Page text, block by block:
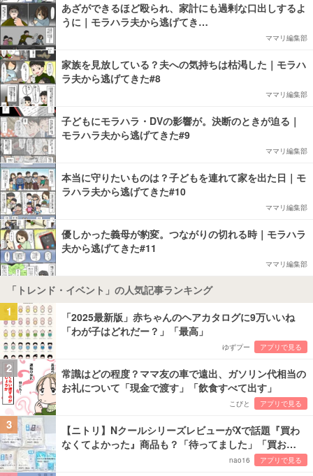
あざができるほど殴られ、家計にも過剰な口出しするよ
うに｜モラハラ夫から逃げてき…
ママリ編集部
家族を見放している？夫への気持ちは枯渇した｜モラハ
ラ夫から逃げてきた#8
ママリ編集部
子どもにモラハラ・DVの影響が。決断のときが迫る｜
モラハラ夫から逃げてきた#9
ママリ編集部
本当に守りたいものは？子どもを連れて家を出た日｜モ
ラハラ夫から逃げてきた#10
ママリ編集部
優しかった義母が豹変。つながりの切れる時｜モラハラ
夫から逃げてきた#11
ママリ編集部
「トレンド・イベント」の人気記事ランキング
1
「2025最新版」赤ちゃんのヘアカタログに9万いいね
「わが子はどれだー？」「最高」
ゆずプー アプリで見る
2
常識はどの程度？ママ友の車で遠出、ガソリン代相当の
お礼について「現金で渡す」「飲食すべて出す」
こびと アプリで見る
3
【ニトリ】NクールシリーズレビューがXで話題『買わ
なくてよかった』商品も？「待ってました」「買お…
nao16 アプリで見る